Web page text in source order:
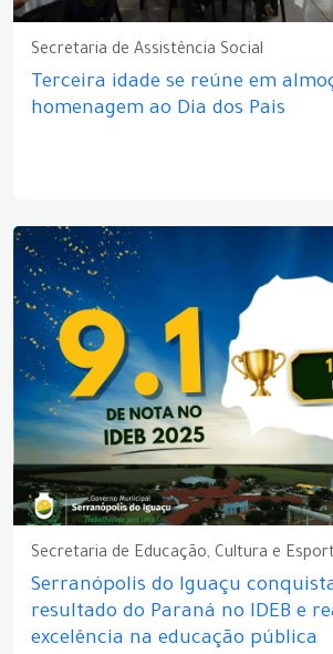
Secretaria de Assistência Social
Terceira idade se reúne em
homenagem ao Dia dos Pais
Secretaria de Educação, Cultura e
Serranópolis do Iguaçu
resultado do Paraná no IDEB e
excelência na educação pública